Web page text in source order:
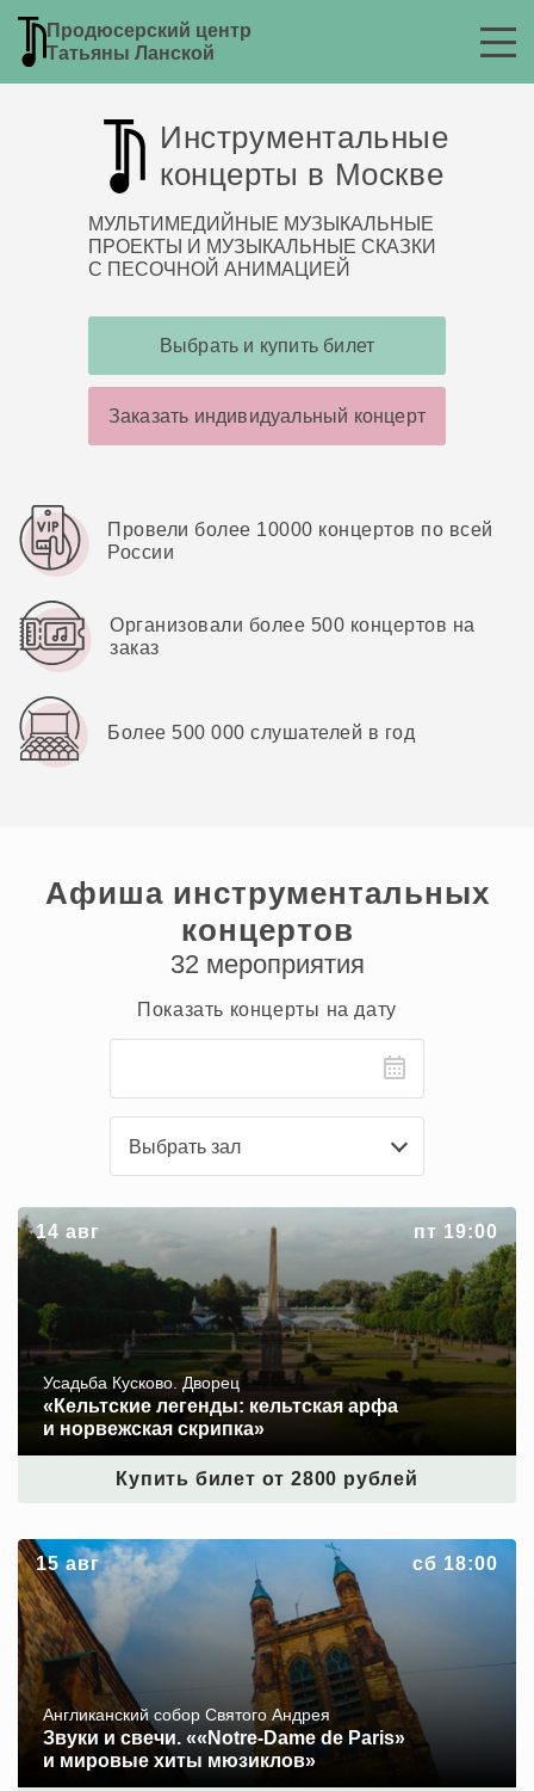
Продюсерский центр
Татьяны Ланской
Инструментальные
концерты в Москве
МУЛЬТИМЕДИЙНЫЕ МУЗЫКАЛЬНЫЕ
ПРОЕКТЫ И МУЗЫКАЛЬНЫЕ СКАЗКИ
С ПЕСОЧНОЙ АНИМАЦИЕЙ
Выбрать и купить билет
Заказать индивидуальный концерт
Провели более 10000 концертов по всей
России
Организовали более 500 концертов на
заказ
Более 500 000 слушателей в год
Афиша инструментальных
концертов
32 мероприятия
Показать концерты на дату
Выбрать зал
Купить билет от 2800 рублей
«Кельтские легенды: кельтская арфа и норвежская
скрипка»
Усадьба Кусково. Дворец
«Кельтские легенды: кельтская арфа
и норвежская скрипка»
14 авг пт 19:00
Звуки и свечи. ««Notre‑Dame de Paris»
и мировые хиты мюзиклов»
Англиканский собор Святого Андрея
Звуки и свечи. ««Notre‑Dame de Paris»
и мировые хиты мюзиклов»
15 авг сб 18:00